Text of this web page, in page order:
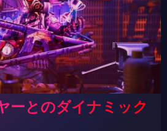
ーとのダイナミック